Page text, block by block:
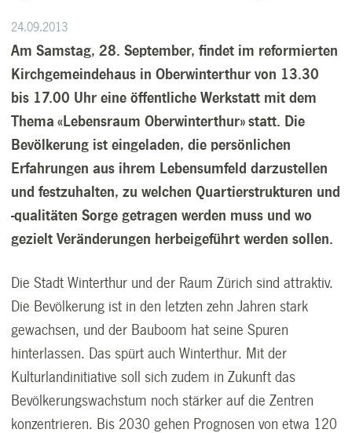
24.09.2013
Am Samstag, 28. September, findet im reformierten
Kirchgemeindehaus in Oberwinterthur von 13.30
bis 17.00 Uhr eine öffentliche Werkstatt mit dem
Thema «Lebensraum Oberwinterthur» statt. Die
Bevölkerung ist eingeladen, die persönlichen
Erfahrungen aus ihrem Lebensumfeld darzustellen
und festzuhalten, zu welchen Quartierstrukturen und
-qualitäten Sorge getragen werden muss und wo
gezielt Veränderungen herbeigeführt werden sollen.
Die Stadt Winterthur und der Raum Zürich sind attraktiv.
Die Bevölkerung ist in den letzten zehn Jahren stark
gewachsen, und der Bauboom hat seine Spuren
hinterlassen. Das spürt auch Winterthur. Mit der
Kulturlandinitiative soll sich zudem in Zukunft das
Bevölkerungswachstum noch stärker auf die Zentren
konzentrieren. Bis 2030 gehen Prognosen von etwa 120